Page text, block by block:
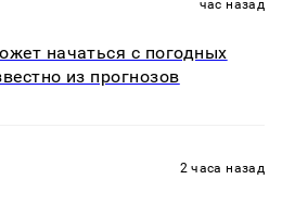
час назад
начаться с погодных
из прогнозов
2 часа назад